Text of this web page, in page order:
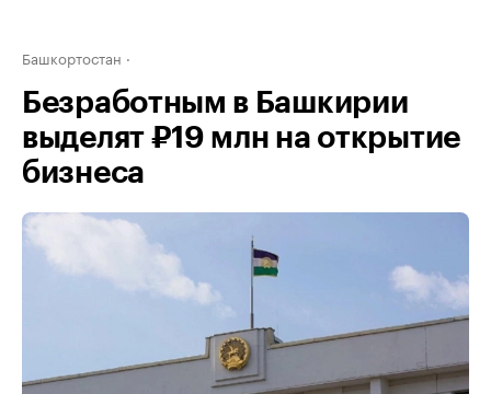
Башкортостан
Безработным в Башкирии
выделят ₽19 млн на открытие
бизнеса